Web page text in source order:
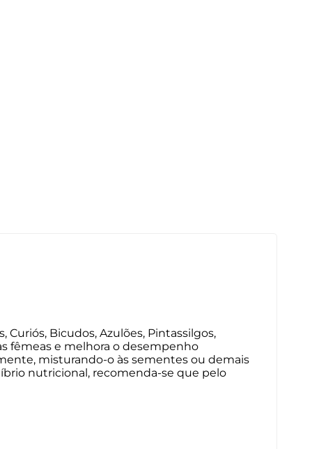
Bicudos, Azulões, Pintassilgos,
fêmeas e melhora o desempenho
misturando-o às sementes ou demais
nutricional, recomenda-se que pelo